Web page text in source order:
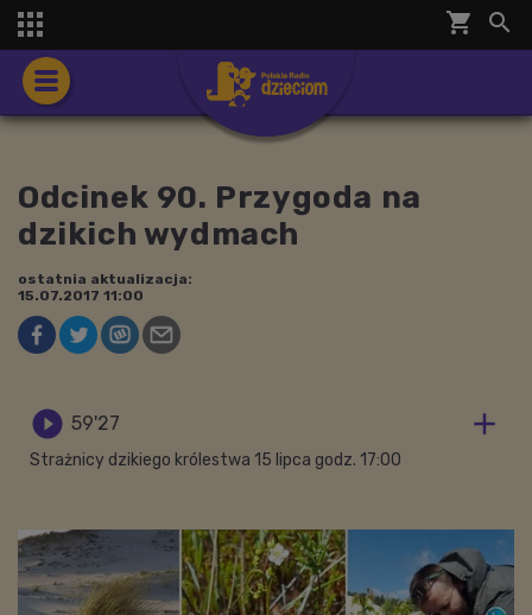
shopping_cart 

Odcinek 90. Przygoda na
dzikich wydmach
ostatnia aktualizacja:
15.07.2017 11:00
 59'27 
Strażnicy dzikiego królestwa 15 lipca godz. 17:00